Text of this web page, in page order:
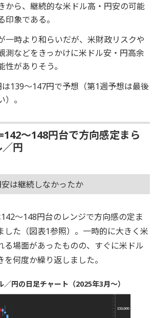
から、継続的な米ドル高・円安の可能
象である。
一時より和らいだが、米財政リスクや
測などをきっかけに米ドル安・円高余
がありそう。
139～147円で予想（第1週予想は最後
。
～148円台で方向感定まら
円
は継続しなかったか
～148円台のレンジで方向感の定ま
した（図表1参照）。一時的に大きく米
る場面があったものの、すぐに米ドル
何度か繰り返しました。
／円の日足チャート（2025年3月～）